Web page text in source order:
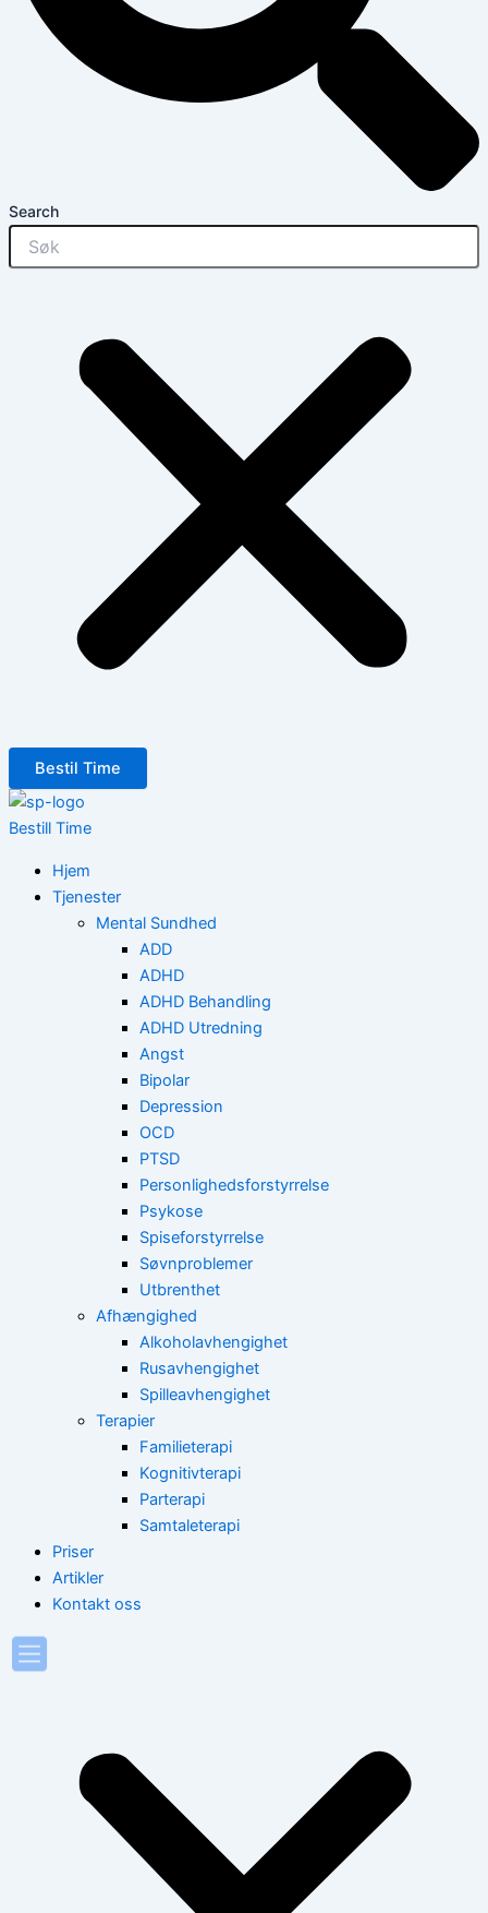
Search
Bestil Time
Bestill Time
Hjem
Tjenester
Mental Sundhed
ADD
ADHD
ADHD Behandling
ADHD Utredning
Angst
Bipolar
Depression
OCD
PTSD
Personlighedsforstyrrelse
Psykose
Spiseforstyrrelse
Søvnproblemer
Utbrenthet
Afhængighed
Alkoholavhengighet
Rusavhengighet
Spilleavhengighet
Terapier
Familieterapi
Kognitivterapi
Parterapi
Samtaleterapi
Priser
Artikler
Kontakt oss